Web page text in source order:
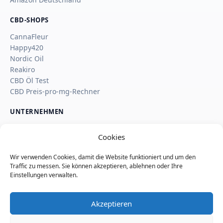
Cookies
Wir verwenden Cookies, damit die Website funktioniert und um den
Traffic zu messen. Sie können akzeptieren, ablehnen oder Ihre
Einstellungen verwalten.
Akzeptieren
CBD-SHOPS
CannaFleur
Happy420
Nordic Oil
Reakiro
CBD Öl Test
CBD Preis-pro-mg-Rechner
UNTERNEHMEN
Affiliate-Hinweis
Wie SaveSleuth Geld verdient
Datenschutz
Nutzungsbedingungen